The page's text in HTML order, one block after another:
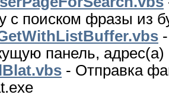
с поиском фразы из
панель,
- Отправка